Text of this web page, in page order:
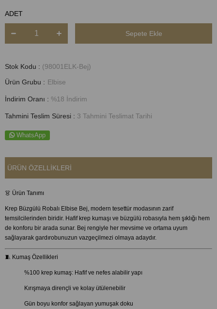
ADET
Stok Kodu
(98001ELK-Bej)
Ürün Grubu : Elbise
İndirim Oranı : %18 İndirim
Tahmini Teslim Süresi : 3 Tahmini Teslimat Tarihi
WhatsApp
ÜRÜN ÖZELLIKLERI
👗 Ürün Tanımı
Krep Büzgülü Robalı Elbise Bej, modern tesettür modasının zarif
temsilcilerinden biridir. Hafif krep kumaşı ve büzgülü robasıyla hem şıklığı hem
de konforu bir arada sunar. Bej rengiyle her mevsime ve ortama uyum
sağlayarak gardırobunuzun vazgeçilmezi olmaya adaydır.
🧵 Kumaş Özellikleri
%100 krep kumaş: Hafif ve nefes alabilir yapı
Kırışmaya dirençli ve kolay ütülenebilir
Gün boyu konfor sağlayan yumuşak doku